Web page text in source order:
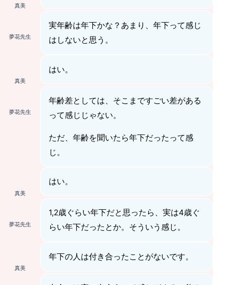
真美
夢花先生
実年齢は年下かな？あまり、年下って感じ
はしないと思う。
真美
はい。
夢花先生
年齢差としては、そこまですごい差がある
って感じじゃない。
ただ、年齢を聞いたら年下だったって感
じ。
真美
はい。
夢花先生
1,2歳ぐらい年下だと思ったら、実は4歳ぐ
らい年下だったとか。そういう感じ。
真美
年下の人は付き合ったことがないです。